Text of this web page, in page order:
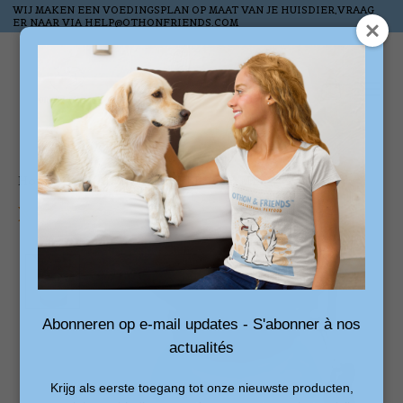
WIJ MAKEN EEN VOEDINGSPLAN OP MAAT VAN JE HUISDIER,VRAAG
ER NAAR VIA HELP@OTHONFRIENDS.COM
Wish List
Home / AQUADOG DRINKFLES 533 ML
Product image slideshow Items
Abonneren op e-mail updates - S'abonner à nos
actualités
Krijg als eerste toegang tot onze nieuwste producten,